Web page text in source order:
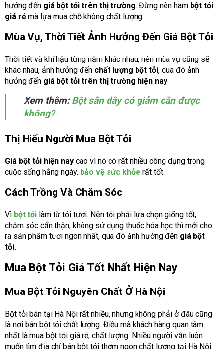
hưởng đến giá bột tỏi trên thị trường. Đừng nên ham bột tỏi
giá rẻ mà lựa mua chỗ không chất lượng
Mùa Vụ, Thời Tiết Ảnh Hưởng Đến Giá Bột Tỏi
Thời tiết và khí hậu từng năm khác nhau, nên mùa vụ cũng sẽ
khác nhau, ảnh hưởng đến chất lượng bột tỏi, qua đó ảnh
hưởng đến giá bột tỏi trên thị trường hiện nay
Xem thêm:Bột sắn dây có giảm cân được
không?
Thị Hiếu Người Mua Bột Tỏi
Giá bột tỏi hiện nay cao vì nó có rất nhiều công dụng trong
cuộc sống hằng ngày, bảo vệ sức khỏe rất tốt.
Cách Trồng Và Chăm Sóc
Vì bột tỏi làm từ tỏi tươi. Nên tỏi phải lựa chọn giống tốt,
chăm sóc cẩn thận, không sử dụng thuốc hóa học thì mới cho
ra sản phẩm tươi ngon nhất, qua đó ảnh hưởng đến giá bột
tỏi.
Mua Bột Tỏi Giá Tốt Nhất Hiện Nay
Mua Bột Tỏi Nguyên Chất Ở Hà Nội
Bột tỏi bán tại Hà Nội rất nhiều, nhưng không phải ở đâu cũng
là nơi bán bột tỏi chất lượng. Điều mà khách hàng quan tâm
nhất là mua bột tỏi giá rẻ, chất lượng. Nhiều người vẫn luôn
muốn tìm địa chỉ bán bột tỏi thơm ngon chất lượng tại Hà Nội.